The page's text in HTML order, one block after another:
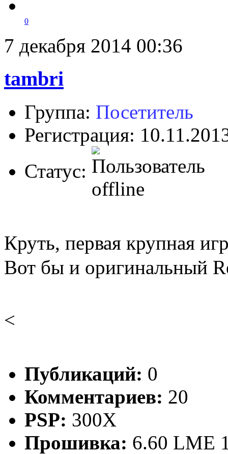
0
7 декабря 2014 00:36
tambri
Группа: Посетитель
Регистрация:
Статус:
Круть, первая крупная
Вот бы и оригинальный
<
Публикаций: 0
Комментариев: 20
PSP: 300X
Прошивка: 6.60 LME